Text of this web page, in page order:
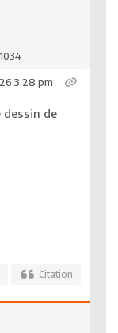
3:28 pm
de
Citation